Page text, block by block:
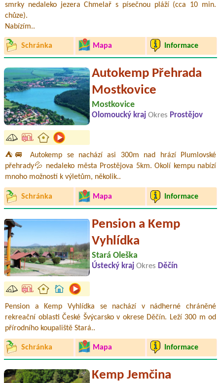
smrky nedaleko jezera Chmelař s písečnou pláží (cca 10 min.
chůze).
Nabízím..
Schránka Mapa Informace
Autokemp Přehrada
Mostkovice
Mostkovice
Olomoucký kraj Okres Prostějov
⛺🚐 Autokemp se nachází asi 300m nad hrází Plumlovské
přehrady💦 nedaleko města Prostějova 5km. Okolí kempu nabízí
mnoho možností k výletům, několik..
Schránka Mapa Informace
Pension a Kemp
Vyhlídka
Stará Oleška
Ústecký kraj Okres Děčín
Pension a Kemp Vyhlídka se nachází v nádherné chráněné
rekreační oblasti České Švýcarsko v okrese Děčín. Leží 300 m od
přírodního koupaliště Stará..
Schránka Mapa Informace
Kemp Jemčina